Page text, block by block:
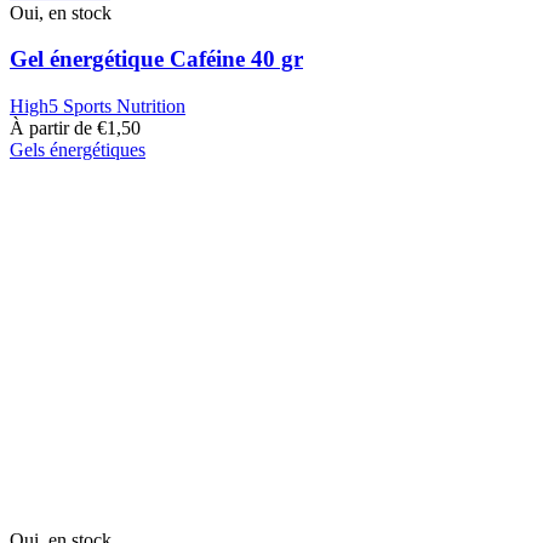
Oui, en stock
Gel énergétique Caféine 40 gr
High5 Sports Nutrition
À partir de €1,50
Gels énergétiques